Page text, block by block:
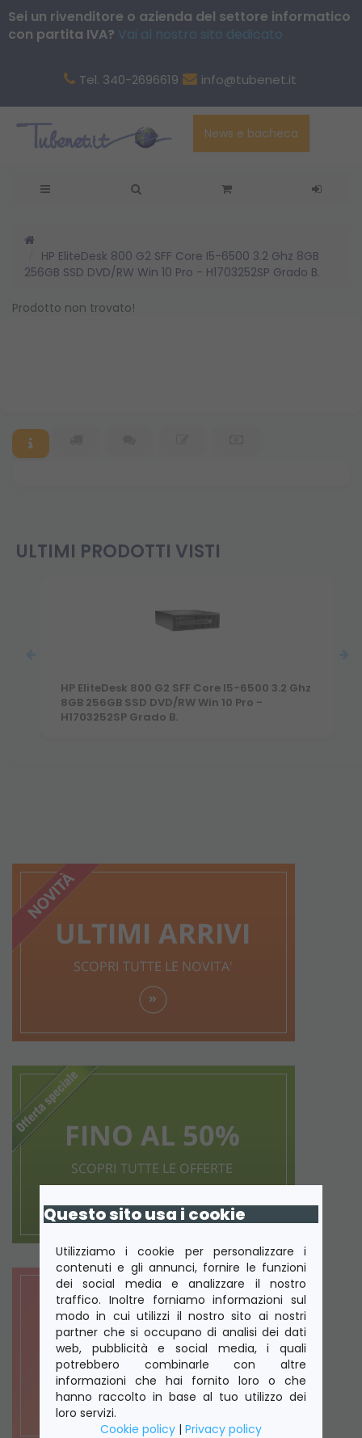
Sei un rivenditore o azienda del settore informatico
con partita IVA? Vai al nostro sito dedicato
Tel. 340-2696619 info@tubenet.it
News e bacheca
HP EliteDesk 800 G2 SFF Core I5-6500 3.2 Ghz 8GB
256GB SSD DVD/RW Win 10 Pro - H1703252SP Grado B.
Prodotto non trovato!
ULTIMI PRODOTTI VISTI
HP EliteDesk 800 G2 SFF Core I5-6500 3.2 Ghz
8GB 256GB SSD DVD/RW Win 10 Pro -
H1703252SP Grado B.
Questo sito usa i cookie
Utilizziamo i cookie per personalizzare i
contenuti e gli annunci, fornire le funzioni
dei social media e analizzare il nostro
traffico. Inoltre forniamo informazioni sul
modo in cui utilizzi il nostro sito ai nostri
partner che si occupano di analisi dei dati
web, pubblicità e social media, i quali
potrebbero combinarle con altre
informazioni che hai fornito loro o che
hanno raccolto in base al tuo utilizzo dei
loro servizi.
Cookie policy | Privacy policy